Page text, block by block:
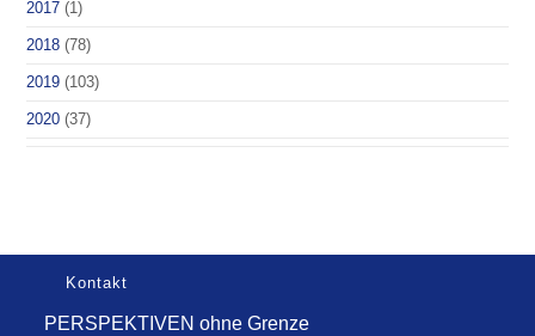
2017 (1)
2018 (78)
2019 (103)
2020 (37)
Kontakt
PERSPEKTIVEN ohne Grenze